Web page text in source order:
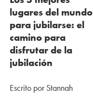
lugares del mundo
para jubilarse: el
camino para
disfrutar de la
jubilación
Escrito por Stannah